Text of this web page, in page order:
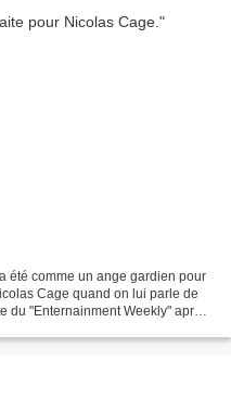
été comme un ange gardien pour
Cage quand on lui parle de
"Enternainment Weekly" après